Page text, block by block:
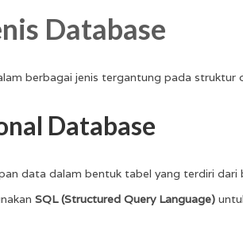
Database
berbagai jenis tergantung pada
Database
data dalam bentuk tabel yang terdiri
SQL (Structured Query Language)